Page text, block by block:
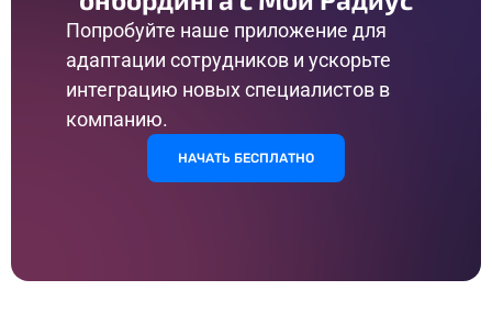
Попробуйте наше приложение для
адаптации сотрудников и ускорьте
интеграцию новых специалистов в
компанию.
НАЧАТЬ БЕСПЛАТНО